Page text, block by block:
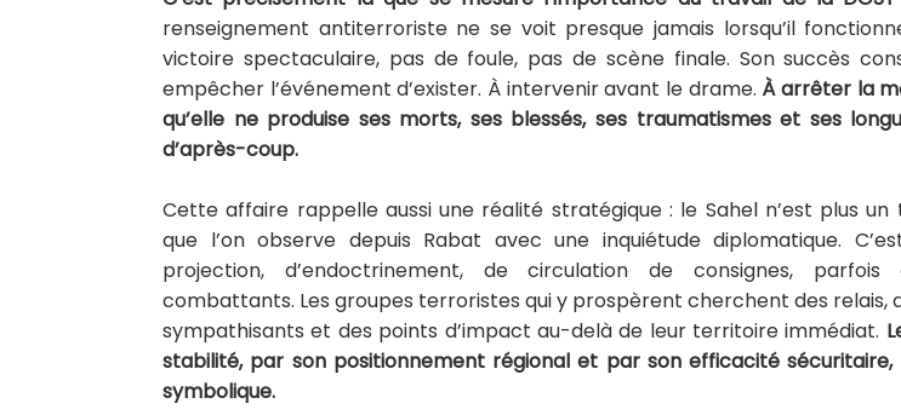
renseignement antiterroriste ne se voit presque jamais lorsqu’il
victoire spectaculaire, pas de foule, pas de scène finale. Son succès
empêcher l’événement d’exister. À intervenir avant le drame. À arrêter la
qu’elle ne produise ses morts, ses blessés, ses traumatismes et ses
d’après-coup.
Cette affaire rappelle aussi une réalité stratégique : le Sahel n’est plus
que l’on observe depuis Rabat avec une inquiétude diplomatique.
projection, d’endoctrinement, de circulation de consignes, parfois
combattants. Les groupes terroristes qui y prospèrent cherchent des relais,
sympathisants et des points d’impact au-delà de leur territoire immédiat.
stabilité, par son positionnement régional et par son efficacité
symbolique.